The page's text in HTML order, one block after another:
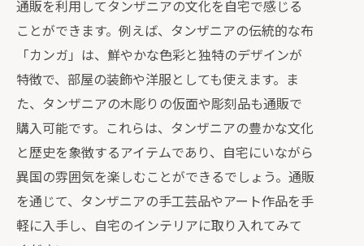
通販で見つけるタンザニアのコーヒー
と伝統工芸品
タンザニアのコーヒー文化を自宅で楽
しむ方法
通販で楽しむタンザニアのコーヒーと文化
の旅
オンラインで巡るタンザニアのコーヒ
ー農園
タンザニアの文化遺産とコーヒーの歴
通販を利用してタンザニアの文化を自宅で感じる
ことができます。例えば、タンザニアの伝統的な布
「カンガ」は、鮮やかな色彩と独特のデザインが
特徴で、部屋の装飾や洋服としても使えます。ま
た、タンザニアの木彫りの仮面や彫刻品も通販で
購入可能です。これらは、タンザニアの豊かな文化
と歴史を象徴するアイテムであり、自宅にいながら
異国の雰囲気を楽しむことができるでしょう。通販
を通じて、タンザニアの手工芸品やアート作品を手
軽に入手し、自宅のインテリアに取り入れてみて